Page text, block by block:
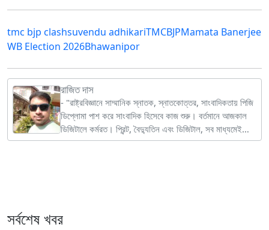
tmc bjp clashsuvendu adhikariTMCBJPMamata Banerjee
WB Election 2026Bhawanipor
রাজিত দাস
- "রাষ্ট্রবিজ্ঞানে সাম্মানিক স্নাতক, স্নাতকোত্তর, সাংবাদিকতায় পিজি
ডিপ্লোমা পাশ করে সাংবাদিক হিসেবে কাজ শুরু। বর্তমানে আজকাল
ডিজিটালে কর্মরত। প্রিন্ট, বৈদ্যুতিন এবং ডিজিটাল, সব মাধ্যমেই
কাজের অভিজ্ঞতা আছে। মূলত রাজনৈতিক খবর লেখালিখিতেই
সর্বশেষ খবর